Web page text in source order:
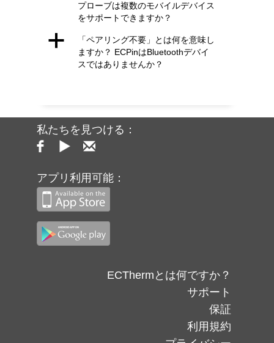
プローブは複数のモバイルデバイス
をサポートできますか？
a
「ペアリング不要」とは何を意味し
ますか？ ECPinはBluetoothデバイ
スではありませんか？
私たちを見つける：
アプリ利用可能：
ECThermとは何ですか？
サポート
保証
利用規約